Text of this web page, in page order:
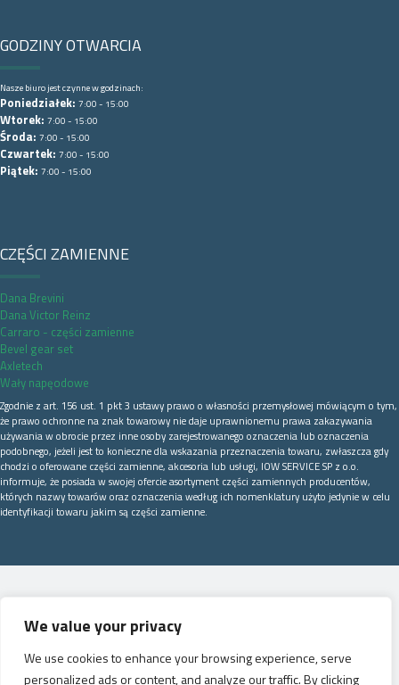
We value your privacy
We use cookies to enhance your browsing experience, serve
personalized ads or content, and analyze our traffic. By clicking
GODZINY OTWARCIA
Nasze biuro jest czynne w godzinach:
Poniedziałek: 7:00 - 15:00
Wtorek: 7:00 - 15:00
Środa: 7:00 - 15:00
Czwartek: 7:00 - 15:00
Piątek: 7:00 - 15:00
CZĘŚCI ZAMIENNE
Dana Brevini
Dana Victor Reinz
Carraro - części zamienne
Bevel gear set
Axletech
Wały napęodowe
Zgodnie z art. 156 ust. 1 pkt 3 ustawy prawo o własności przemysłowej mówiącym o tym,
że prawo ochronne na znak towarowy nie daje uprawnionemu prawa zakazywania
używania w obrocie przez inne osoby zarejestrowanego oznaczenia lub oznaczenia
podobnego, jeżeli jest to konieczne dla wskazania przeznaczenia towaru, zwłaszcza gdy
chodzi o oferowane części zamienne, akcesoria lub usługi, IOW SERVICE SP z o.o.
informuje, że posiada w swojej ofercie asortyment części zamiennych producentów,
których nazwy towarów oraz oznaczenia według ich nomenklatury użyto jedynie w celu
identyfikacji towaru jakim są części zamienne.